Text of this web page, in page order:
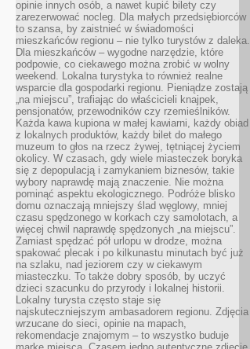
opinie innych osób, a nawet kupić bilety czy
zarezerwować nocleg. Dla małych przedsiębiorców
to szansa, by zaistnieć w świadomości
mieszkańców regionu – nie tylko turystów z daleka.
Dla mieszkańców – wygodne narzędzie, które
podpowie, co ciekawego można zrobić w wolny
weekend. Lokalna turystyka to również realne
wsparcie dla gospodarki regionu. Pieniądze zostają
„na miejscu”, trafiając do właścicieli knajpek,
pensjonatów, przewodników czy rzemieślników.
Każda kawa kupiona w małej kawiarni, każdy obiad
z lokalnych produktów, każdy bilet do małego
muzeum to głos na rzecz żywej, tętniącej życiem
okolicy. W czasach, gdy wiele miasteczek boryka
się z depopulacją i zamykaniem biznesów, takie
wybory naprawdę mają znaczenie. Nie można
pominąć aspektu ekologicznego. Podróże blisko
domu oznaczają mniejszy ślad węglowy, mniej
czasu spędzonego w korkach czy samolotach, a
więcej chwil naprawdę spędzonych „na miejscu”.
Zamiast spędzać pół urlopu w drodze, można
spakować plecak i po kilkunastu minutach być już
na szlaku, nad jeziorem czy w ciekawym
miasteczku. To także dobry sposób, by uczyć
dzieci szacunku do przyrody i lokalnej historii.
Lokalny turysta często staje się
najskuteczniejszym ambasadorem regionu. Zdjęcia
wrzucane do sieci, opinie na mapach,
rekomendacje znajomym – to wszystko buduje